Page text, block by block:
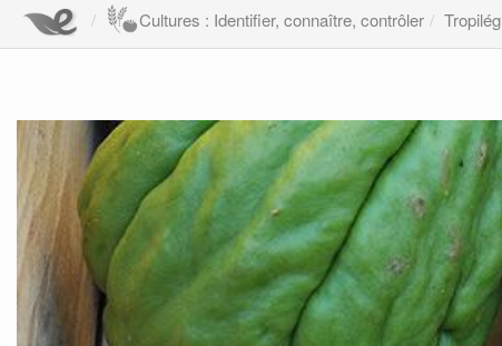
Cultures : Identifier, connaître, contrôler Tropilég